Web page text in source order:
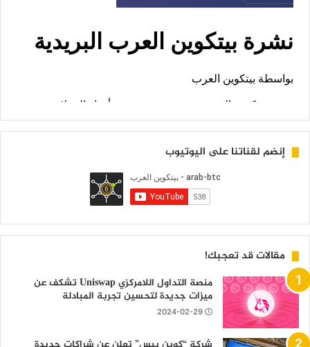
إنضم لقناتنا على اليوتيوب
مقالات قد تعجبك!
منصة التداول اللامركزي Uniswap تشكف عن
ميزات جديدة لتحسين تجربة المبادلة
2024-02-29